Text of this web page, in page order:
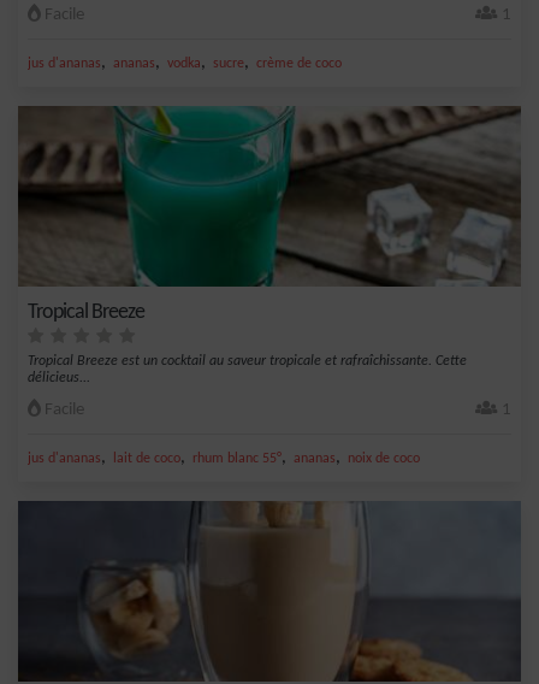
Facile 1
jus d'ananas, ananas, vodka, sucre, crème de coco
Tropical Breeze
Tropical Breeze est un cocktail au saveur tropicale et rafraîchissante. Cette
délicieus...
Facile 1
jus d'ananas, lait de coco, rhum blanc 55°, ananas, noix de coco